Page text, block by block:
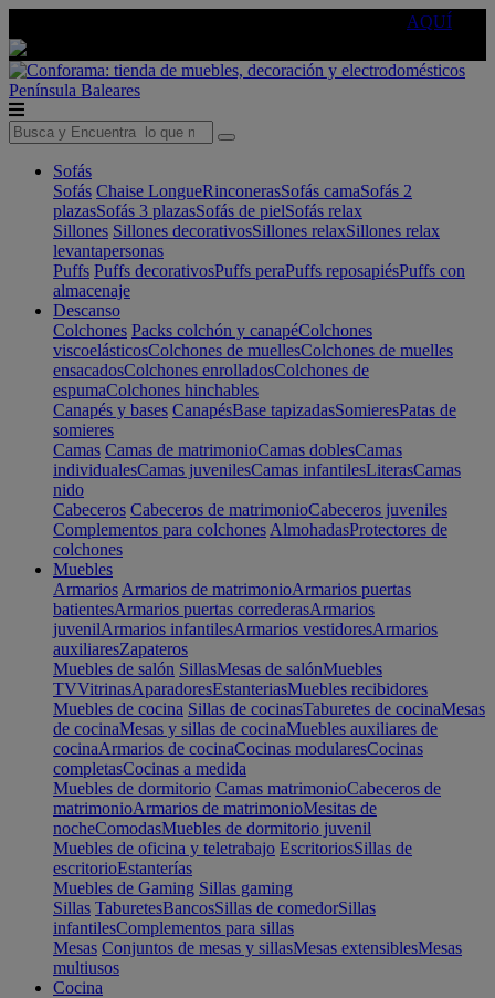
AQUÍ
Península Baleares
Sofás
Sofás Chaise LongueRinconerasSofás camaSofás 2
plazasSofás 3 plazasSofás de pielSofás relax
Sillones Sillones decorativosSillones relaxSillones relax
levantapersonas
Puffs Puffs decorativosPuffs peraPuffs reposapiésPuffs con
almacenaje
Descanso
Colchones Packs colchón y canapéColchones
viscoelásticosColchones de muellesColchones de muelles
ensacadosColchones enrolladosColchones de
espumaColchones hinchables
Canapés y bases CanapésBase tapizadasSomieresPatas de
somieres
Camas Camas de matrimonioCamas doblesCamas
individualesCamas juvenilesCamas infantilesLiterasCamas
nido
Cabeceros Cabeceros de matrimonioCabeceros juveniles
Complementos para colchones AlmohadasProtectores de
colchones
Muebles
Armarios Armarios de matrimonioArmarios puertas
batientesArmarios puertas correderasArmarios
juvenilArmarios infantilesArmarios vestidoresArmarios
auxiliaresZapateros
Muebles de salón SillasMesas de salónMuebles
TVVitrinasAparadoresEstanteriasMuebles recibidores
Muebles de cocina Sillas de cocinasTaburetes de cocinaMesas
de cocinaMesas y sillas de cocinaMuebles auxiliares de
cocinaArmarios de cocinaCocinas modularesCocinas
completasCocinas a medida
Muebles de dormitorio Camas matrimonioCabeceros de
matrimonioArmarios de matrimonioMesitas de
nocheComodasMuebles de dormitorio juvenil
Muebles de oficina y teletrabajo EscritoriosSillas de
escritorioEstanterías
Muebles de Gaming Sillas gaming
Sillas TaburetesBancosSillas de comedorSillas
infantilesComplementos para sillas
Mesas Conjuntos de mesas y sillasMesas extensiblesMesas
multiusos
Cocina